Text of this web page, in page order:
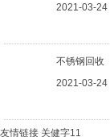
2021-03-24
不锈钢回收
2021-03-24
友情链接 关健字11